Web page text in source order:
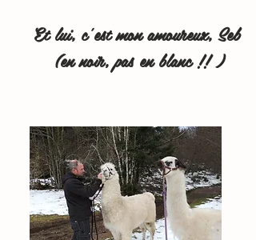
Et lui, c'est mon amoureux, Seb
(en noir, pas en blanc !! )